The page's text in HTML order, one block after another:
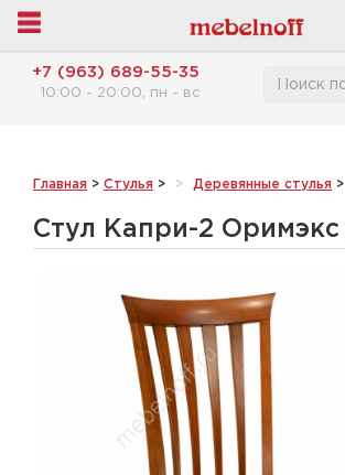
+7 (963) 689-55-35
10:00 - 20:00, пн - вс
Главная > Стулья > Деревянные стулья >
Стул Капри-2 Оримэкс